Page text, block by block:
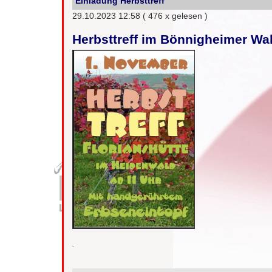
29.10.2023 12:58 ( 476 x gelesen )
Herbsttreff im Bönnigheimer
-